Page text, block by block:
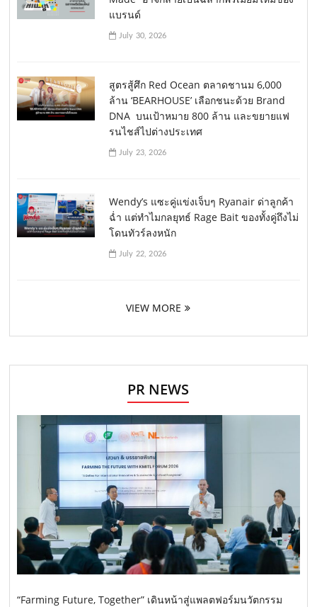
แบรนด์
July 30, 2026
สูตรสู้ศึก Red Ocean ตลาดชานม 6,000
ล้าน ‘BEARHOUSE’ เลือกชนะด้วย Brand
DNA บนเป้าหมาย 800 ล้าน และขยายแฟ
รนไชส์ไปต่างประเทศ
July 23, 2026
Wendy’s แซะคู่แข่งเจ็บๆ Ryanair ด่าลูกค้า
ฉ่ำ แต่ทำไมกลยุทธ์ Rage Bait ของทั้งคู่ถึงไม่
โดนทัวร์ลงหนัก
July 22, 2026
VIEW MORE
PR NEWS
“Farming Future, Together” เดินหน้าสู่แพลตฟอร์มนวัตกรรม